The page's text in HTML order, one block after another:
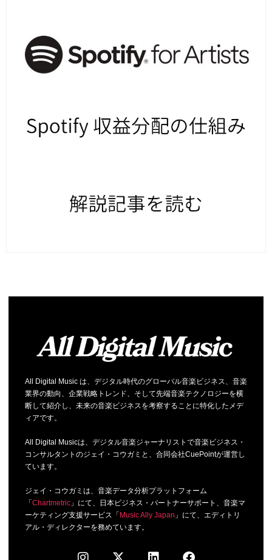
All Digital Music は、デジタル時代のグローバル音楽ビジネス、音楽
業界の動向、企業戦略トレンド、そして先端音楽テクノロジーを横
断して紹介し、未来の音楽ビジネスを考察することに特化したメデ
ィアです。
All Digital Musicは、デジタル音楽ジャーナリストで音楽ビジネス・
コンサルタントのジェイ・コウガミと、合同会社CuePointが運営し
ています。
ジェイ・コウガミは、音楽データ分析プラットフォーム
「 Chartmetric」にて、日本ビジネス・パートナーサポート、音楽マ
ーケティング支援サービス「 Music Ally Japan 」にて、エディトリ
アル・ディレクターを務めています。